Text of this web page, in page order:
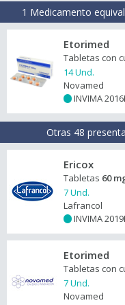
1 Medicamento
Etorimed
Tabletas con
14 Und.
Novamed
INVIMA
Otras 48
Ericox
Tabletas 60
7 Und.
Lafrancol
INVIMA
Etorimed
Tabletas con
7 Und.
Novamed